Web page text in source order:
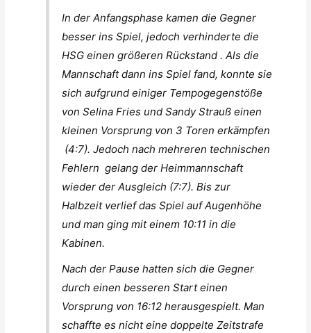
In der Anfangsphase kamen die Gegner
besser ins Spiel, jedoch verhinderte die
HSG einen größeren Rückstand . Als die
Mannschaft dann ins Spiel fand, konnte sie
sich aufgrund einiger Tempogegenstöße
von Selina Fries und Sandy Strauß einen
kleinen Vorsprung von 3 Toren erkämpfen
(4:7). Jedoch nach mehreren technischen
Fehlern gelang der Heimmannschaft
wieder der Ausgleich (7:7). Bis zur
Halbzeit verlief das Spiel auf Augenhöhe
und man ging mit einem 10:11 in die
Kabinen.
Nach der Pause hatten sich die Gegner
durch einen besseren Start einen
Vorsprung von 16:12 herausgespielt. Man
schaffte es nicht eine doppelte Zeitstrafe